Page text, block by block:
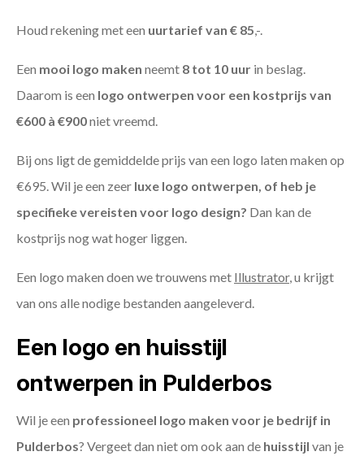
Houd rekening met een uurtarief van € 85,-.
Een mooi logo maken neemt 8 tot 10 uur in beslag.
Daarom is een logo ontwerpen voor een kostprijs van
€600 à €900niet vreemd.
Bij ons ligt de gemiddelde prijs van een logo laten maken op
€695. Wil je een zeer luxe logo ontwerpen, of heb je
specifieke vereisten voor logo design? Dan kan de
kostprijs nog wat hoger liggen.
Een logo maken doen we trouwens met Illustrator, u krijgt
van ons alle nodige bestanden aangeleverd.
Een logo en huisstijl
ontwerpen in Pulderbos
Wil je een professioneel logo maken voor je bedrijf in
Pulderbos? Vergeet dan niet om ook aan de huisstijl van je